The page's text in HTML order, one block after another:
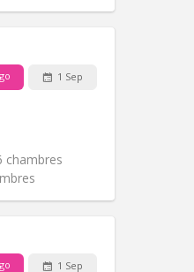
1 Sep
chambres
1 Sep